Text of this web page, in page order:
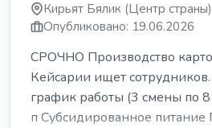
Кирьят Бялик (Центр страны)
Опубликовано: 19.06.2026
СРОЧНО Производство
Кейсарии ищет
график работы (3 смены по 8
п Субсидированное питание